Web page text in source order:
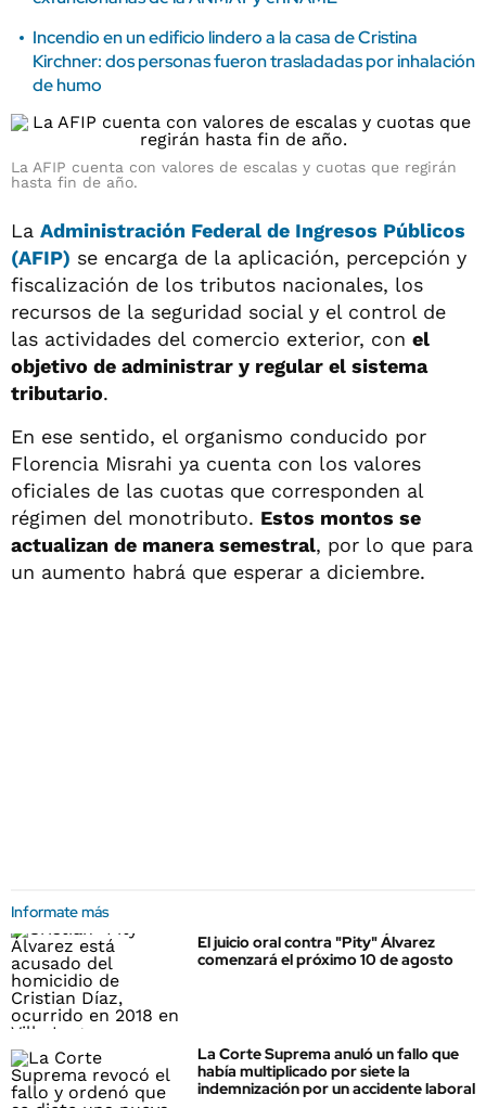
Incendio en un edificio lindero a la casa de Cristina
Kirchner: dos personas fueron trasladadas por inhalación
de humo
La AFIP cuenta con valores de escalas y cuotas que regirán
hasta fin de año.
La Administración Federal de Ingresos Públicos
(AFIP) se encarga de la aplicación, percepción y
fiscalización de los tributos nacionales, los
recursos de la seguridad social y el control de
las actividades del comercio exterior, con el
objetivo de administrar y regular el sistema
tributario.
En ese sentido, el organismo conducido por
Florencia Misrahi ya cuenta con los valores
oficiales de las cuotas que corresponden al
régimen del monotributo. Estos montos se
actualizan de manera semestral, por lo que para
un aumento habrá que esperar a diciembre.
Informate más
El juicio oral contra "Pity" Álvarez
comenzará el próximo 10 de agosto
La Corte Suprema anuló un fallo que
había multiplicado por siete la
indemnización por un accidente laboral